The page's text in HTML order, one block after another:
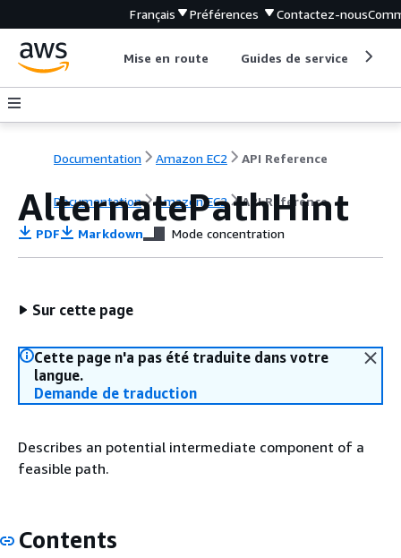
Français Préférences Contactez-nous
Mise en route Guides de service
Documentation Amazon EC2 API Reference
Documentation Amazon EC2 API Reference
AlternatePathHint
PDF Markdown Mode concentration
Sur cette page
Cette page n'a pas été traduite dans votre
langue.
Demande de traduction
Describes an potential intermediate component of a
feasible path.
Contents